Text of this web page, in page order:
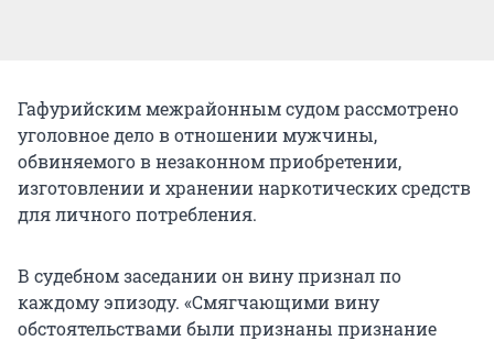
Гафурийским межрайонным судом рассмотрено
уголовное дело в отношении мужчины,
обвиняемого в незаконном приобретении,
изготовлении и хранении наркотических средств
для личного потребления.
В судебном заседании он вину признал по
каждому эпизоду. «Смягчающими вину
обстоятельствами были признаны признание